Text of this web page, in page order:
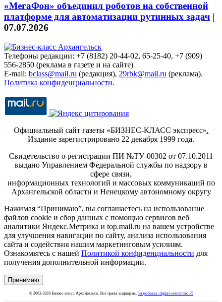
«МегаФон» объединил роботов на собственной
платформе для автоматизации рутинных задач |
07.07.2026
Телефоны редакции: +7 (8182) 20-44-02, 65-25-40, +7 (909)
556-2850 (реклама в газете и на сайте)
E-mail: bclass@mail.ru (редакция), 29rbk@mail.ru (реклама).
Политика конфиденциальности.
Официальный сайт газеты «БИЗНЕС-КЛАСС экспресс».
Издание зарегистрировано 22 декабря 1999 года.
Свидетельство о регистрации ПИ №ТУ-00302 от 07.10.2011
выдано Управлением Федеральной службы по надзору в
сфере связи,
информационных технологий и массовых коммуникаций по
Архангельской области и Ненецкому автономному округу
Нажимая “Принимаю”, вы соглашаетесь на использование
файлов cookie и сбор данных с помощью сервисов веб
аналитики Яндекс.Метрика и top.mail.ru на вашем устройстве
для улучшения навигации по сайту, анализа использования
сайта и содействия нашим маркетинговым усилиям.
Ознакомьтесь с нашей Политикой конфиденциальности для
получения дополнительной информации.
Принимаю
© 2003-2026 Бизнес-класс Архангельск. Все права защищены. Разработка: digital-агентство F5